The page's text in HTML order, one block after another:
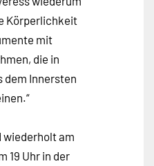
Körperlichkeit
mit
die in
dem Innersten
wiederholt am
19 Uhr in der